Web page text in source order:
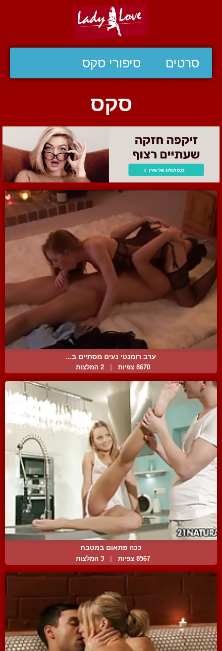
סרטים סיפורי סקס
סקס
ערב רומנטי נעים מסתיים ב...
8670 צפיות 2 המלצות
ככה פתאום במטבח
8567 צפיות 3 המלצות